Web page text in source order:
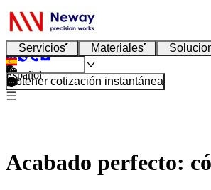
Servicios Materiales
Español
Obtener cotización instantánea
Acabado perfecto: